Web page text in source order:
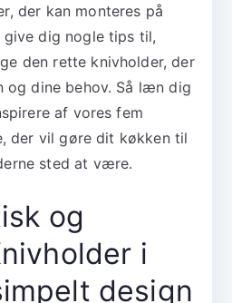
der kan monteres på
dig nogle tips til,
den rette knivholder, der
og dine behov. Så læn dig
af vores fem
der vil gøre dit køkken til
sted at være.
og
i
design